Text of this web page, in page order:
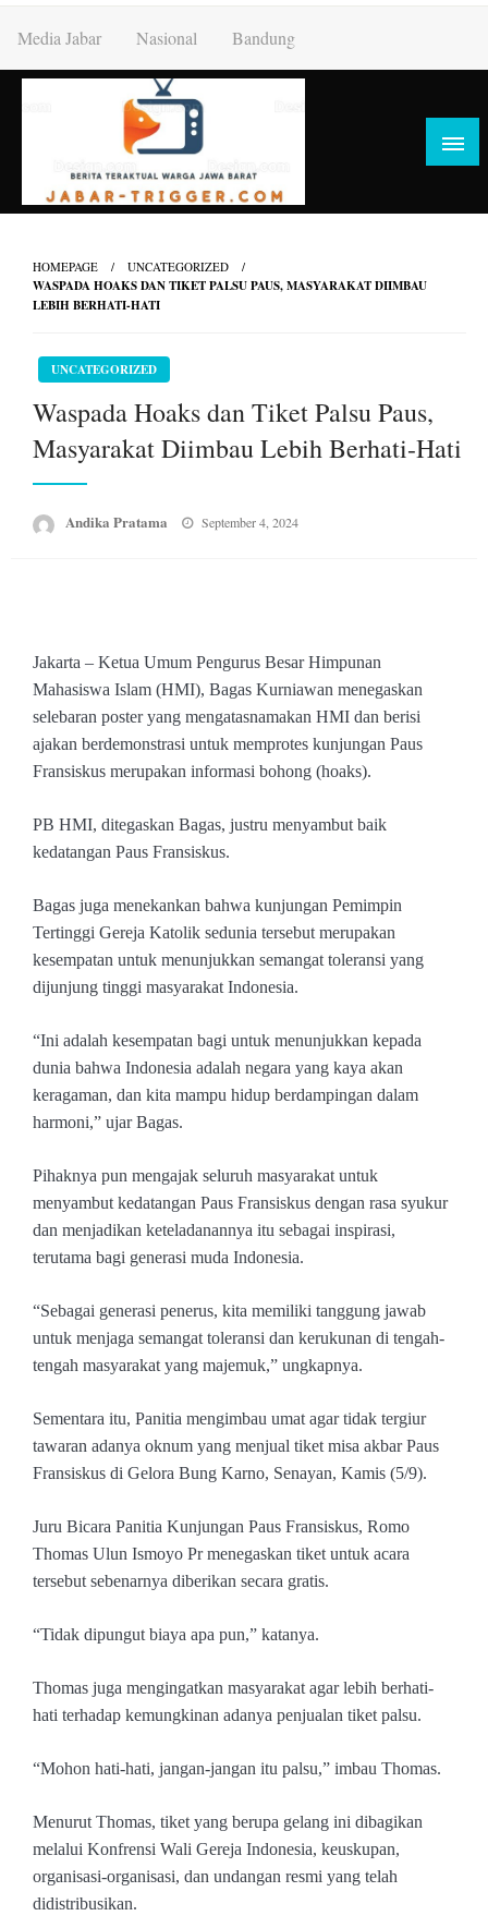
content
Media Jabar Nasional Bandung
HOMEPAGE UNCATEGORIZED
WASPADA HOAKS DAN TIKET PALSU PAUS, MASYARAKAT DIIMBAU
LEBIH BERHATI-HATI
UNCATEGORIZED
Waspada Hoaks dan Tiket Palsu Paus,
Masyarakat Diimbau Lebih Berhati-Hati
Andika Pratama
Posted
September 4, 2024
Jakarta – Ketua Umum Pengurus Besar Himpunan
Mahasiswa Islam (HMI), Bagas Kurniawan menegaskan
selebaran poster yang mengatasnamakan HMI dan berisi
ajakan berdemonstrasi untuk memprotes kunjungan Paus
Fransiskus merupakan informasi bohong (hoaks).
PB HMI, ditegaskan Bagas, justru menyambut baik
kedatangan Paus Fransiskus.
Bagas juga menekankan bahwa kunjungan Pemimpin
Tertinggi Gereja Katolik sedunia tersebut merupakan
kesempatan untuk menunjukkan semangat toleransi yang
dijunjung tinggi masyarakat Indonesia.
“Ini adalah kesempatan bagi untuk menunjukkan kepada
dunia bahwa Indonesia adalah negara yang kaya akan
keragaman, dan kita mampu hidup berdampingan dalam
harmoni,” ujar Bagas.
Pihaknya pun mengajak seluruh masyarakat untuk
menyambut kedatangan Paus Fransiskus dengan rasa syukur
dan menjadikan keteladanannya itu sebagai inspirasi,
terutama bagi generasi muda Indonesia.
“Sebagai generasi penerus, kita memiliki tanggung jawab
untuk menjaga semangat toleransi dan kerukunan di tengah-
tengah masyarakat yang majemuk,” ungkapnya.
Sementara itu, Panitia mengimbau umat agar tidak tergiur
tawaran adanya oknum yang menjual tiket misa akbar Paus
Fransiskus di Gelora Bung Karno, Senayan, Kamis (5/9).
Juru Bicara Panitia Kunjungan Paus Fransiskus, Romo
Thomas Ulun Ismoyo Pr menegaskan tiket untuk acara
tersebut sebenarnya diberikan secara gratis.
“Tidak dipungut biaya apa pun,” katanya.
Thomas juga mengingatkan masyarakat agar lebih berhati-
hati terhadap kemungkinan adanya penjualan tiket palsu.
“Mohon hati-hati, jangan-jangan itu palsu,” imbau Thomas.
Menurut Thomas, tiket yang berupa gelang ini dibagikan
melalui Konfrensi Wali Gereja Indonesia, keuskupan,
organisasi-organisasi, dan undangan resmi yang telah
didistribusikan.